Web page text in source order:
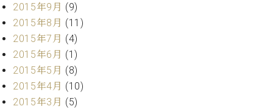
グ
ア
ク
ス
お
問
い
2015年9月 (9)
2015年8月 (11)
2015年7月 (4)
2015年6月 (1)
2015年5月 (8)
2015年4月 (10)
2015年3月 (5)